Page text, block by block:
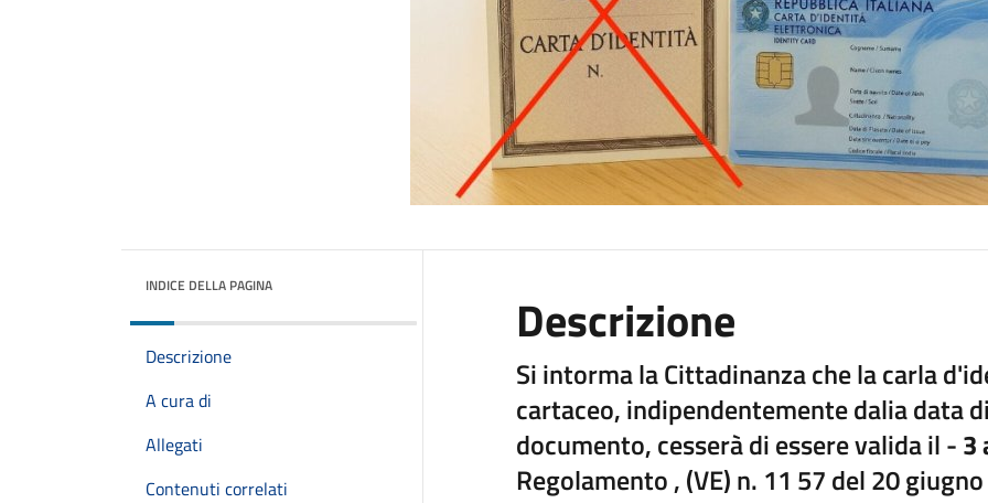
INDICE DELLA PAGINA
Descrizione
A cura di
Allegati
Contenuti correlati
Descrizione
Si intorma la Cittadinanza che la carla
cartaceo, indipendentemente dalia data
documento, cesserà di essere valida il -3
Regolamento , (VE) n. 11 57 del 20